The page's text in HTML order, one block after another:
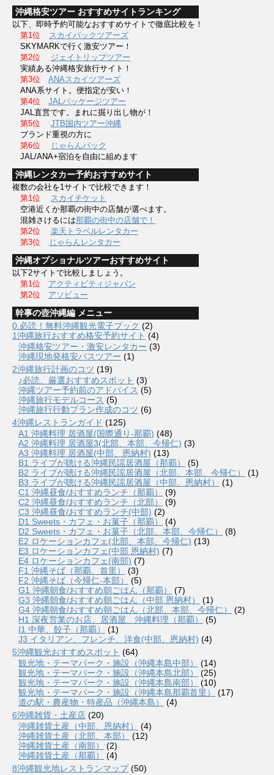
沖縄格安ツアー おすすめサイトランキング
以下、即時予約可能なおすすめサイトで徹底比較を！
第1位
スカイパックツアーズ
SKYMARKで行く激安ツアー！
第2位
ジェイトリップツアー
実績ある沖縄格安旅行サイト！
第3位
ANAスカイツアーズ
ANA系サイト。便指定が安い！
第4位
JALパッケージツアー
JAL直営です。まれに掘り出し物が！
第5位
JTB国内ツアー沖縄
ブランド重視の方に
第6位
じゃらんパック
JAL/ANA+宿泊を自由に組めます
沖縄レンタカー予約おすすめサイト
複数の会社を1サイトで比較できます！
第1位
スカイチケット
空港近くか那覇の街中の店舗が選べます。
混雑さけるには那覇の街中の店舗で！
第2位
楽天トラベルレンタカー
第3位
じゃらんレンタカー
沖縄オプショナルツアーおすすめサイト
以下2サイトで比較しましょう。
第1位
アクティビティジャパン
第2位
アソビュー
幹事の壺沖縄編 メニュー
0.必読！無料沖縄観光電子ブック (2)
1沖縄旅行おすすめ格安予約サイト (4)
沖縄格安ツアー・激安レンタカー (3)
沖縄現地発格安バスツアー (1)
2沖縄旅行計画のコツ (19)
♪必読、厳選おすすめスポット (3)
沖縄ツアー予約前のアドバイス (5)
沖縄旅行モデルコース (5)
沖縄旅行行動プラン作成のコツ (6)
4沖縄レストランガイド (125)
A1 沖縄料理 居酒屋(国際通り-那覇) (48)
A2 沖縄料理 居酒屋3(北部、本部、今帰仁) (3)
A3 沖縄料理 居酒屋(中部、恩納村) (13)
B1 ライブが聴ける沖縄民謡居酒屋（那覇）
(5)
B2 ライブが聴ける沖縄民謡居酒屋（北部、本部、今帰仁）
(1)
B3 ライブが聴ける沖縄民謡居酒屋（中部、恩納村）
(1)
C1 沖縄昼食/おすすめランチ（那覇）
(9)
C2 沖縄昼食/おすすめランチ（北部）
(9)
C3 沖縄昼食/おすすめランチ(中部) (2)
D1 Sweets・カフェ・お菓子（那覇）
(4)
D2 Sweets・カフェ・お菓子（北部、本部、今帰仁）
(8)
E2 ロケーションカフェ(北部、本部、今帰仁) (13)
E3 ロケーションカフェ(中部 恩納村) (7)
E4 ロケーションカフェ(南部) (7)
F1 沖縄そば（那覇、首里）
(3)
F2 沖縄そば（今帰仁-本部）
(5)
G1 沖縄朝食/おすすめ朝ごはん（那覇）
(7)
G3 沖縄朝食/おすすめ朝ごはん（中部 恩納村）
(1)
G4 沖縄朝食/おすすめ朝ごはん（北部、本部、今帰仁）
(2)
H1 深夜営業のお店、居酒屋、沖縄料理（那覇）
(5)
I1 中華、餃子（那覇）
(1)
J3 イタリアン、フレンチ、洋食(中部、恩納村) (4)
5沖縄観光おすすめスポット (64)
観光地・テーマパーク・施設（沖縄本島中部）
(14)
観光地・テーマパーク・施設（沖縄本島北部）
(25)
観光地・テーマパーク・施設（沖縄本島南部）
(10)
観光地・テーマパーク・施設（沖縄本島那覇首里）
(17)
道の駅・農産物・特産品（沖縄本島）
(4)
6沖縄雑貨・土産店 (20)
沖縄雑貨土産（中部、恩納村）
(4)
沖縄雑貨土産（北部、本部）
(12)
沖縄雑貨土産（南部）
(2)
沖縄雑貨土産（那覇）
(4)
8沖縄観光地レストランマップ(50)